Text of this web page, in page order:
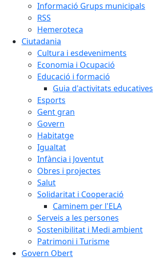
Informació Grups municipals
RSS
Hemeroteca
Ciutadania
Cultura i esdeveniments
Economia i Ocupació
Educació i formació
Guia d'activitats educatives
Esports
Gent gran
Govern
Habitatge
Igualtat
Infància i Joventut
Obres i projectes
Salut
Solidaritat i Cooperació
Caminem per l'ELA
Serveis a les persones
Sostenibilitat i Medi ambient
Patrimoni i Turisme
Govern Obert